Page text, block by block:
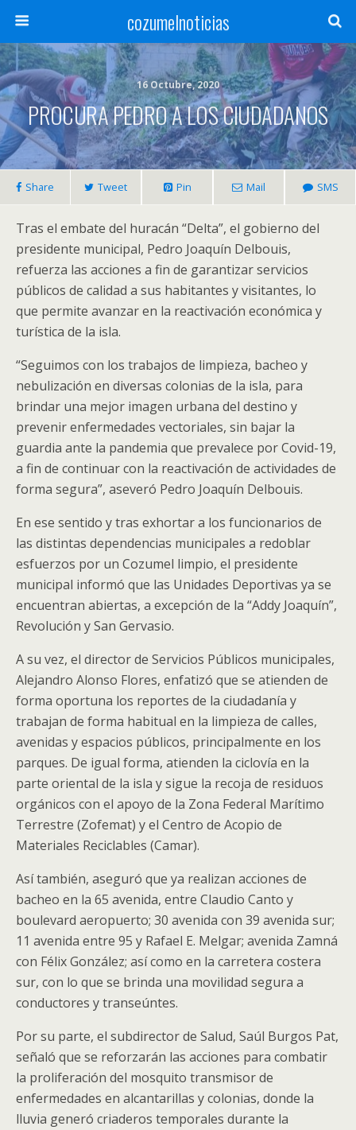
cozumelnoticias
16 Octubre, 2020
PROCURA PEDRO A LOS CIUDADANOS
Share Tweet Pin Mail SMS
Tras el embate del huracán “Delta”, el gobierno del
presidente municipal, Pedro Joaquín Delbouis,
refuerza las acciones a fin de garantizar servicios
públicos de calidad a sus habitantes y visitantes, lo
que permite avanzar en la reactivación económica y
turística de la isla.
“Seguimos con los trabajos de limpieza, bacheo y
nebulización en diversas colonias de la isla, para
brindar una mejor imagen urbana del destino y
prevenir enfermedades vectoriales, sin bajar la
guardia ante la pandemia que prevalece por Covid-19,
a fin de continuar con la reactivación de actividades de
forma segura”, aseveró Pedro Joaquín Delbouis.
En ese sentido y tras exhortar a los funcionarios de
las distintas dependencias municipales a redoblar
esfuerzos por un Cozumel limpio, el presidente
municipal informó que las Unidades Deportivas ya se
encuentran abiertas, a excepción de la “Addy Joaquín”,
Revolución y San Gervasio.
A su vez, el director de Servicios Públicos municipales,
Alejandro Alonso Flores, enfatizó que se atienden de
forma oportuna los reportes de la ciudadanía y
trabajan de forma habitual en la limpieza de calles,
avenidas y espacios públicos, principalmente en los
parques. De igual forma, atienden la ciclovía en la
parte oriental de la isla y sigue la recoja de residuos
orgánicos con el apoyo de la Zona Federal Marítimo
Terrestre (Zofemat) y el Centro de Acopio de
Materiales Reciclables (Camar).
Así también, aseguró que ya realizan acciones de
bacheo en la 65 avenida, entre Claudio Canto y
boulevard aeropuerto; 30 avenida con 39 avenida sur;
11 avenida entre 95 y Rafael E. Melgar; avenida Zamná
con Félix González; así como en la carretera costera
sur, con lo que se brinda una movilidad segura a
conductores y transeúntes.
Por su parte, el subdirector de Salud, Saúl Burgos Pat,
señaló que se reforzarán las acciones para combatir
la proliferación del mosquito transmisor de
enfermedades en alcantarillas y colonias, donde la
lluvia generó criaderos temporales durante la